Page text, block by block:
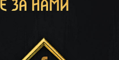
ЗА НАМИ